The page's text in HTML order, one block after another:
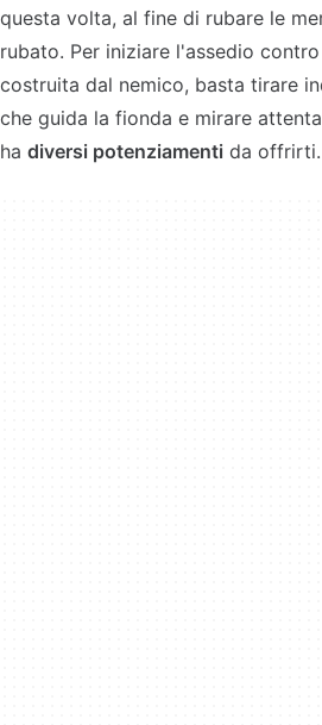
questa volta, al fine di rubare le
rubato. Per iniziare l'assedio
costruita dal nemico, basta tirare
che guida la fionda e mirare
ha diversi potenziamenti da offrirti.